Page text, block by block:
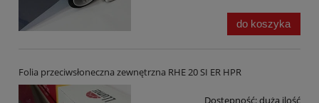
do koszyka
Folia przeciwsłoneczna zewnętrzna RHE 20 SI ER HPR